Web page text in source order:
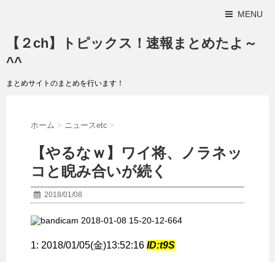
MENU
【２ch】トピックス！速報まとめたよ～
^^
まとめサイトのまとめを行います！
ホーム > ニュースetc >
【やるなｗ】ワイ将、ノラネッ
コと睨み合いが続く
2018/01/08
1: 2018/01/05(金)13:52:16 ID:t9S